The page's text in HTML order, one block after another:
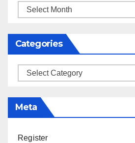
Categories
Meta
Register